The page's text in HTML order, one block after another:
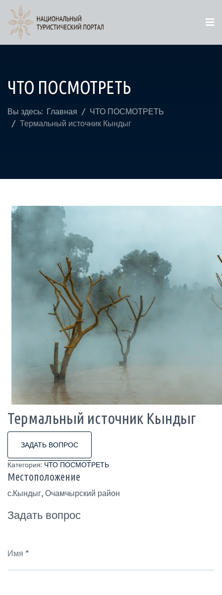
ЧТО ПОСМОТРЕТЬ
Вы здесь: Главная
ЧТО ПОСМОТРЕТЬ
Термальный источник Кындыг
Термальный источник Кындыг
ЗАДАТЬ ВОПРОС
Категория: ЧТО ПОСМОТРЕТЬ
Местоположение
с.Кындыг, Очамчырский район
Задать вопрос
Имя *